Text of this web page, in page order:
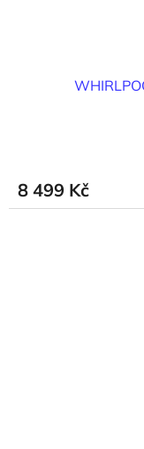
8 499 Kč